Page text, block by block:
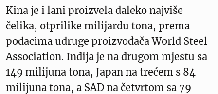
Kina je i lani proizvela daleko najviše
čelika, otprilike milijardu tona, prema
podacima udruge proizvođača World Steel
Association. Indija je na drugom mjestu sa
149 milijuna tona, Japan na trećem s 84
milijuna tona, a SAD na četvrtom sa 79